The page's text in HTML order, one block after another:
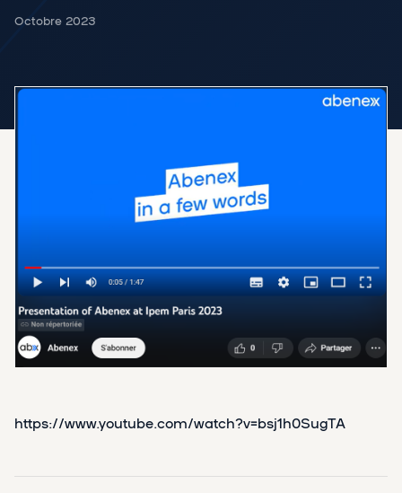
Octobre 2023
https://www.youtube.com/watch?v=bsj1h0SugTA